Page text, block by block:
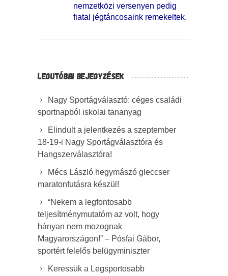
nemzetközi versenyen pedig
fiatal jégtáncosaink remekeltek.
LEGUTÓBBI BEJEGYZÉSEK
Nagy Sportágválasztó: céges családi
sportnapból iskolai tananyag
Elindult a jelentkezés a szeptember
18-19-i Nagy Sportágválasztóra és
Hangszerválasztóra!
Mécs László hegymászó gleccser
maratonfutásra készül!
“Nekem a legfontosabb
teljesítménymutatóm az volt, hogy
hányan nem mozognak
Magyarországon!” – Pósfai Gábor,
sportért felelős belügyminiszter
Keressük a Legsportosabb